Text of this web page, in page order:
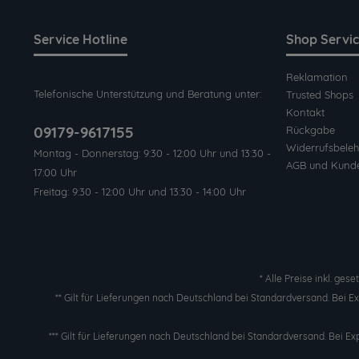
Service Hotline
Telefonische Unterstützung und Beratung unter:
09179-9617155
Montag - Donnerstag: 9:30 - 12:00 Uhr und 13:30 -
17:00 Uhr
Freitag: 9:30 - 12:00 Uhr und 13:30 - 14:00 Uhr
Shop
Reklamation
Trusted Shops
Kontakt
Rückgabe
AGB und
* Alle Preise inkl.
** Gilt für Lieferungen nach Deutschland bei Standardversand. Bei
*** Gilt für Lieferungen nach Deutschland bei Standardversand. Bei